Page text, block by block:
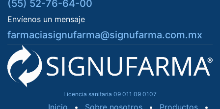
(55) 52-76-64-00
Envíenos un mensaje
farmaciasignufarma@signufarma.com.mx
Licencia sanitaria 09 011 09 0107
Inicio • Sobre nosotros • Productos •